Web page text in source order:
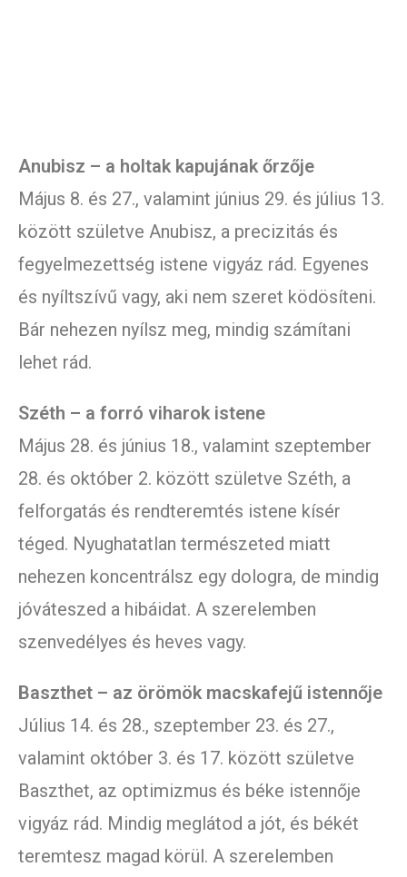
Anubisz – a holtak kapujának őrzője
Május 8. és 27., valamint június 29. és július 13.
között születve Anubisz, a precizitás és
fegyelmezettség istene vigyáz rád. Egyenes
és nyíltszívű vagy, aki nem szeret ködösíteni.
Bár nehezen nyílsz meg, mindig számítani
lehet rád.
Széth – a forró viharok istene
Május 28. és június 18., valamint szeptember
28. és október 2. között születve Széth, a
felforgatás és rendteremtés istene kísér
téged. Nyughatatlan természeted miatt
nehezen koncentrálsz egy dologra, de mindig
jóváteszed a hibáidat. A szerelemben
szenvedélyes és heves vagy.
Baszthet – az örömök macskafejű istennője
Július 14. és 28., szeptember 23. és 27.,
valamint október 3. és 17. között születve
Baszthet, az optimizmus és béke istennője
vigyáz rád. Mindig meglátod a jót, és békét
teremtesz magad körül. A szerelemben